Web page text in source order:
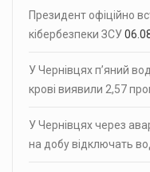
Президент офіційно
кібербезпеки ЗСУ
У Чернівцях п’яний
крові виявили 2,57
У Чернівцях через
на добу відключать